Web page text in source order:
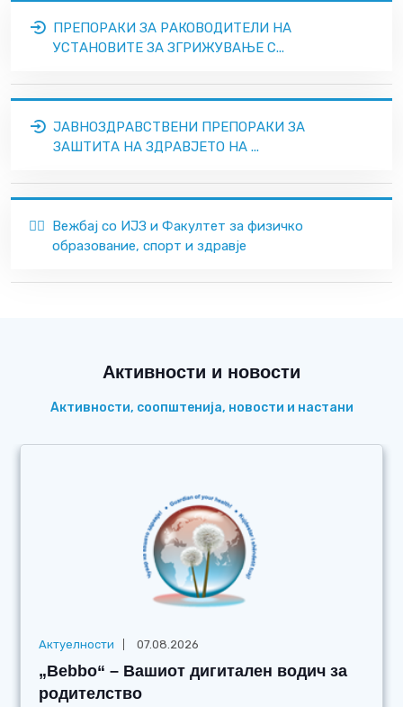
ПРЕПОРАКИ ЗА РАКОВОДИТЕЛИ НА
УСТАНОВИТЕ ЗА ЗГРИЖУВАЊЕ С...
ЈАВНОЗДРАВСТВЕНИ ПРЕПОРАКИ ЗА
ЗАШТИТА НА ЗДРАВЈЕТО НА ...
🏃‍♂️ Вежбај со ИЈЗ и Факултет за физичко
образование, спорт и здравје
Активности и новости
Активности, соопштенија, новости и настани
Актуелности 07.08.2026
„Bebbo“ – Вашиот дигитален водич за
родителство